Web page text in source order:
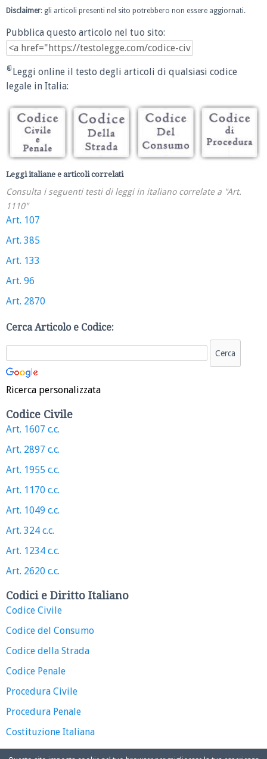
Disclaimer: gli articoli presenti nel sito potrebbero non essere aggiornati.
Pubblica questo articolo nel tuo sito:
Leggi online il testo degli articoli di qualsiasi codice
legale in Italia:
Leggi italiane e articoli correlati
Consulta i seguenti testi di leggi in italiano correlate a "Art.
1110"
Art. 107
Art. 385
Art. 133
Art. 96
Art. 2870
Cerca Articolo e Codice:
Ricerca personalizzata
Codice Civile
Art. 1607 c.c.
Art. 2897 c.c.
Art. 1955 c.c.
Art. 1170 c.c.
Art. 1049 c.c.
Art. 324 c.c.
Art. 1234 c.c.
Art. 2620 c.c.
Codici e Diritto Italiano
Codice Civile
Codice del Consumo
Codice della Strada
Codice Penale
Procedura Civile
Procedura Penale
Costituzione Italiana